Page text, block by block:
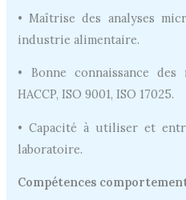
• Maîtrise des analyses
industrie alimentaire.
• Bonne connaissance
HACCP, ISO 9001, ISO 17025.
• Capacité à utiliser et
laboratoire.
Compétences